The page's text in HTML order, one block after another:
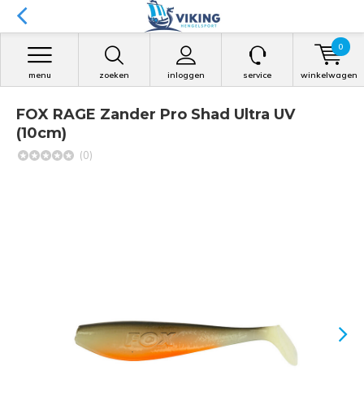
zoeken inloggen
menu service winkelwagen
0
FOX RAGE Zander Pro Shad Ultra UV
(10cm)
(0)